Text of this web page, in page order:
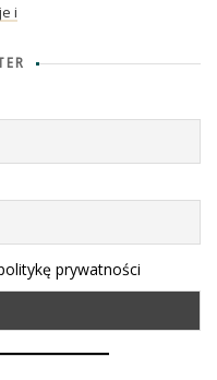
i
prywatności